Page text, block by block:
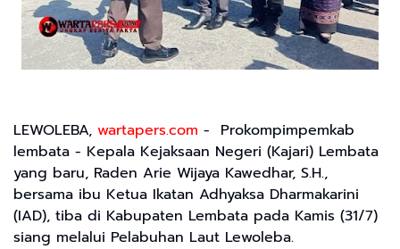
LEWOLEBA, wartapers.com - Prokompimpemkab
lembata - Kepala Kejaksaan Negeri (Kajari) Lembata
yang baru, Raden Arie Wijaya Kawedhar, S.H.,
bersama ibu Ketua Ikatan Adhyaksa Dharmakarini
(IAD), tiba di Kabupaten Lembata pada Kamis (31/7)
siang melalui Pelabuhan Laut Lewoleba.